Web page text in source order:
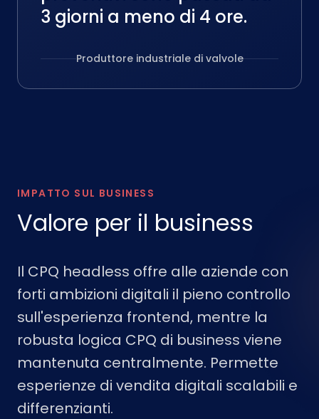
3 giorni a meno di 4 ore.
Produttore industriale di valvole
IMPATTO SUL BUSINESS
Valore per il business
Il CPQ headless offre alle aziende con
forti ambizioni digitali il pieno controllo
sull'esperienza frontend, mentre la
robusta logica CPQ di business viene
mantenuta centralmente. Permette
esperienze di vendita digitali scalabili e
differenzianti.